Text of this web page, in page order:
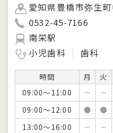
愛知県豊橋市弥生
0532-45-7166
南栄駅
小児歯科
歯科
時間 月 火
09:00～11:00
－ －
09:00～12:00
● ●
13:00～16:00
－ －